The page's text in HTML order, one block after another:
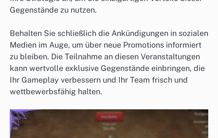
Gegenstände zu nutzen.
Behalten Sie schließlich die Ankündigungen in sozialen
Medien im Auge, um über neue Promotions informiert
zu bleiben. Die Teilnahme an diesen Veranstaltungen
kann wertvolle exklusive Gegenstände einbringen, die
Ihr Gameplay verbessern und Ihr Team frisch und
wettbewerbsfähig halten.